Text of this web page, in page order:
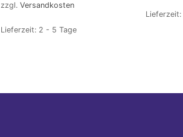
zzgl. Versandkosten
Lieferzeit: 2 - 5 Tage
Lieferzeit: